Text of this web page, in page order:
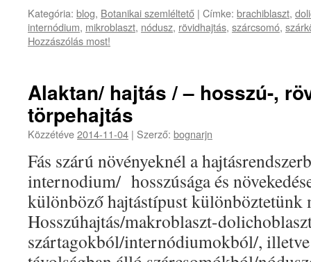
Kategória: blog, Botanikai szemléltető | Címke: brachiblaszt,
internódium, mikroblaszt, nódusz, rövidhajtás, szárcsomó,
Hozzászólás most!
Alaktan/ hajtás / – hosszú-,
törpehajtás
Közzétéve2014-11-04 | Szerző: bognarjn
Fás szárú növényeknél a
internodium/ hosszúsága és
különböző hajtástípust különböztetünk
Hosszúhajtás/makroblaszt-
szártagokból/internódiumokból/,